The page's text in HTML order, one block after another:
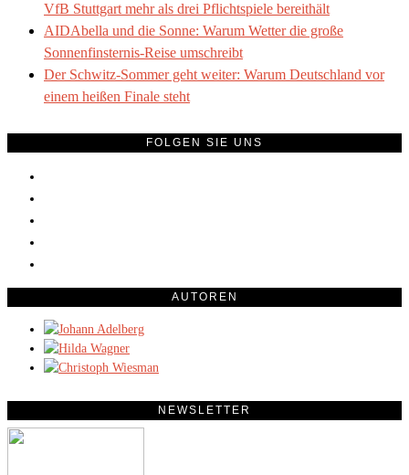
VfB Stuttgart mehr als drei Pflichtspiele bereithält
AIDAbella und die Sonne: Warum Wetter die große
Sonnenfinsternis-Reise umschreibt
Der Schwitz-Sommer geht weiter: Warum Deutschland vor
einem heißen Finale steht
FOLGEN SIE UNS
AUTOREN
NEWSLETTER